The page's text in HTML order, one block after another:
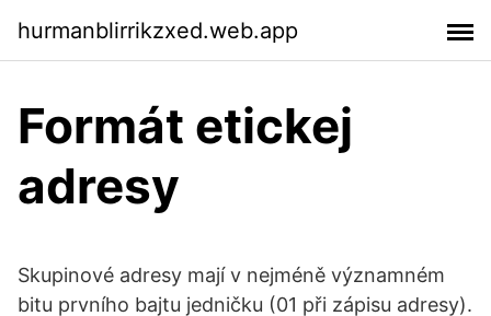
hurmanblirrikzxed.web.app
Formát etickej
adresy
Skupinové adresy mají v nejméně významném
bitu prvního bajtu jedničku (01 při zápisu adresy).